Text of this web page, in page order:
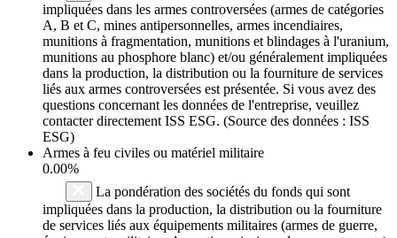
impliquées dans les armes controversées (armes de catégories
A, B et C, mines antipersonnelles, armes incendiaires,
munitions à fragmentation, munitions et blindages à l'uranium,
munitions au phosphore blanc) et/ou généralement impliquées
dans la production, la distribution ou la fourniture de services
liés aux armes controversées est présentée. Si vous avez des
questions concernant les données de l'entreprise, veuillez
contacter directement ISS ESG. (Source des données : ISS
ESG)
Armes à feu civiles ou matériel militaire
0.00%
La pondération des sociétés du fonds qui sont
impliquées dans la production, la distribution ou la fourniture
de services liés aux équipements militaires (armes de guerre,